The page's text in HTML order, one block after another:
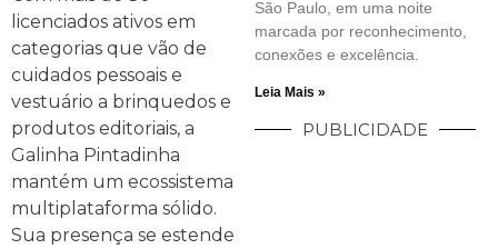
licenciados ativos em
categorias que vão de
cuidados pessoais e
vestuário a brinquedos e
produtos editoriais, a
Galinha Pintadinha
mantém um ecossistema
multiplataforma sólido.
Sua presença se estende
São Paulo, em uma noite
marcada por reconhecimento,
conexões e excelência.
Leia Mais »
PUBLICIDADE